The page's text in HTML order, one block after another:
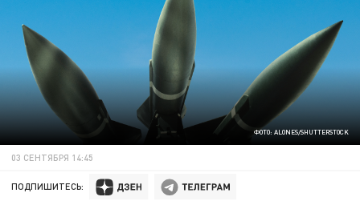
ФОТО: ALONES/SHUTTERSTOCK
03 СЕНТЯБРЯ 14:45
ПОДПИШИТЕСЬ: